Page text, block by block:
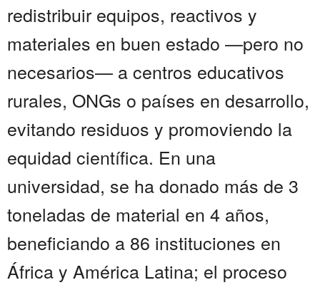
redistribuir equipos, reactivos y
materiales en buen estado —pero no
necesarios— a centros educativos
rurales, ONGs o países en desarrollo,
evitando residuos y promoviendo la
equidad científica. En una
universidad, se ha donado más de 3
toneladas de material en 4 años,
beneficiando a 86 instituciones en
África y América Latina; el proceso